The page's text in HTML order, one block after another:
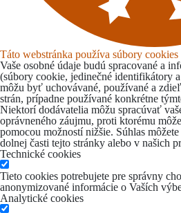
Táto webstránka používa súbory cookies
Vaše osobné údaje budú spracované a
(súbory cookie, jedinečné identifikátory
môžu byť uchovávané, používané a
strán, prípadne používané konkrétne
Niektorí dodávatelia môžu spracúvať
oprávneného záujmu, proti ktorému
pomocou možností nižšie. Súhlas
dolnej časti tejto stránky alebo v našich
Technické cookies
Tieto cookies potrebujete pre správny
anonymizované informácie o Vaších
Analytické cookies